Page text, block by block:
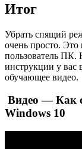
Итог
Убрать спящий
очень просто.
пользователь ПК.
инструкции у вас
обучающее видео.
Видео — Как
Windows 10